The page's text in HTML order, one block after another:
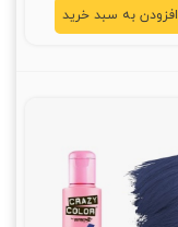
افزودن به سبد خرید